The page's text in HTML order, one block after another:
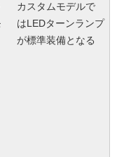
カスタムモデルで
はLEDターンランプ
が標準装備となる